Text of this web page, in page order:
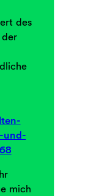
des
und-
mich